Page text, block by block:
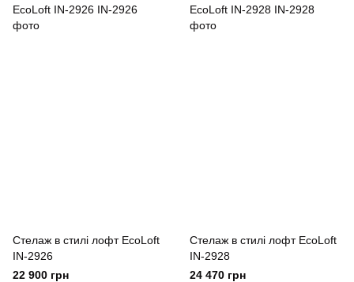
Cтелаж в стилі лофт EcoLoft
IN-2926
22 900 грн
Cтелаж в стилі лофт EcoLoft
IN-2928
24 470 грн